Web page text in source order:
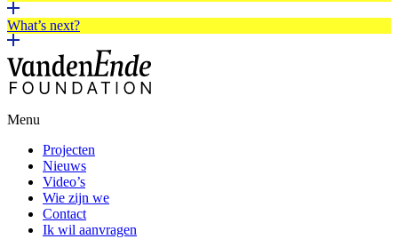
What’s next?
Menu
Projecten
Nieuws
Video’s
Wie zijn we
Contact
Ik wil aanvragen